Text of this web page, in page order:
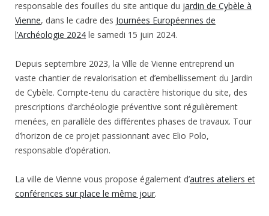
responsable des fouilles du site antique du jardin de Cybèle à
Vienne, dans le cadre des Journées Européennes de
l’Archéologie 2024 le samedi 15 juin 2024.
Depuis septembre 2023, la Ville de Vienne entreprend un
vaste chantier de revalorisation et d’embellissement du Jardin
de Cybèle. Compte-tenu du caractère historique du site, des
prescriptions d’archéologie préventive sont régulièrement
menées, en parallèle des différentes phases de travaux. Tour
d’horizon de ce projet passionnant avec Elio Polo,
responsable d’opération.
La ville de Vienne vous propose également d’autres ateliers et
conférences sur place le même jour.